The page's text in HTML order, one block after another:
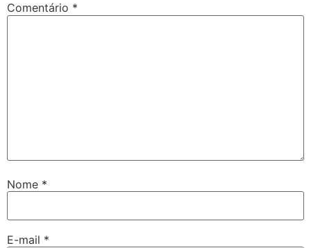
Comentário *
Nome *
E-mail *